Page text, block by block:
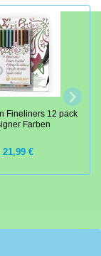
Fineliners 12 pack
Farben
21,99 €